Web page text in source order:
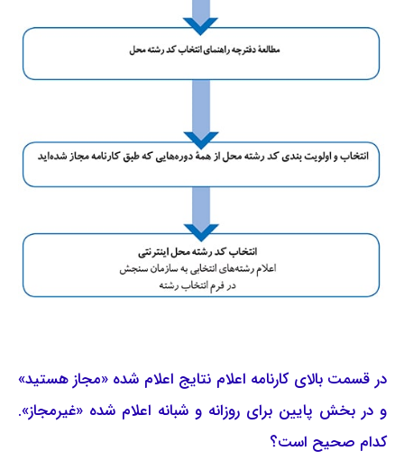
در قسمت بالای کارنامه اعلام نتایج اعلام شده «مجاز هستید»
و در بخش پایین برای روزانه و شبانه اعلام شده «غیرمجاز».
کدام صحیح است؟